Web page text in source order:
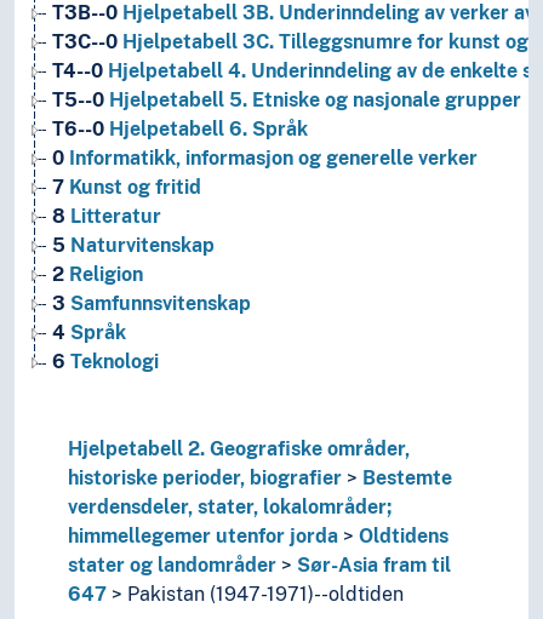
T3B--0 Hjelpetabell 3B. Underinndeling av verker
T3C--0 Hjelpetabell 3C. Tilleggsnumre for kunst og
T4--0 Hjelpetabell 4. Underinndeling av de enkelte
T5--0 Hjelpetabell 5. Etniske og nasjonale grupper
T6--0 Hjelpetabell 6. Språk
0 Informatikk, informasjon og generelle verker
7 Kunst og fritid
8 Litteratur
5 Naturvitenskap
2 Religion
3 Samfunnsvitenskap
4 Språk
6 Teknologi
Hjelpetabell 2. Geografiske områder,
historiske perioder, biografier
Bestemte
verdensdeler, stater, lokalområder;
himmellegemer utenfor jorda
Oldtidens
stater og landområder
Sør-Asia fram til
647
Pakistan (1947-1971)--oldtiden